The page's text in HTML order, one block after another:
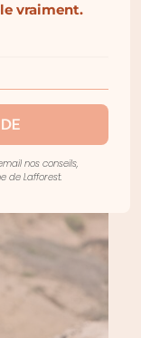
vraiment.
nos conseils,
de Lafforest.